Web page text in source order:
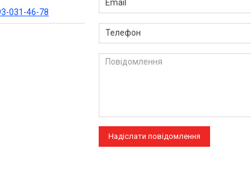
031-46-78